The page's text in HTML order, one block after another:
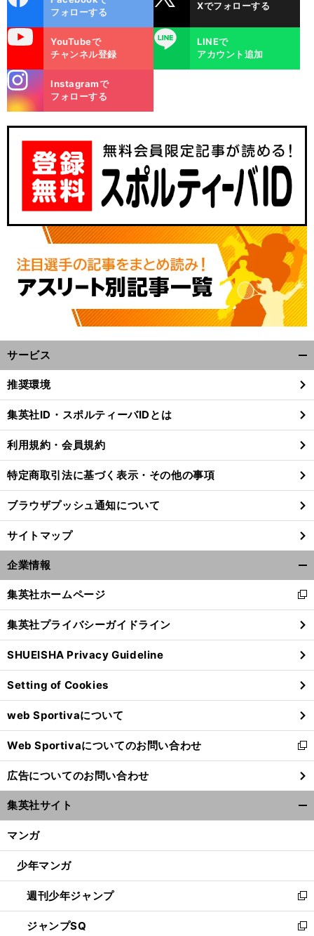
：
・
メ
」
邊雄太が「
葉ジェッツ
「
リーグ
にもたらすもの
日本代表への好影響も
ok
フォローする
Xでフォローする
YouTubeで
チャンネル登録
LINE
LINEで
アカウント追加
m
Instagramで
フォローする
サービス
閉
る
推奨環境
集英社ID・スポルティーバIDとは
利用規約・会員規約
特定商取引法に基づく表示・その他の事項
ブラウザプッシュ通知について
サイトマップ
企業情報
閉
る
集英社ホームページ
新
し
い
ウ
ィ
ン
ド
ウ
で
開
く
集英社プライバシーガイドライン
SHUEISHA Privacy Guideline
Setting of Cookies
web Sportivaについて
Web Sportivaについてのお問い合わせ
新
し
い
ウ
ィ
ン
ウ
開
く
広告についてのお問い合わせ
集英社サイト
マンガ
少年マンガ
週刊少年ジャンプ
新
し
い
ジャンプSQ
新